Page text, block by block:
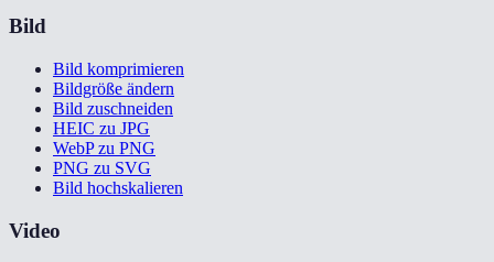
Bild
Bild komprimieren
Bildgröße ändern
Bild zuschneiden
HEIC zu JPG
WebP zu PNG
PNG zu SVG
Bild hochskalieren
Video